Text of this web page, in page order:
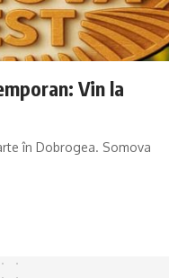
Vin la
în Dobrogea. Somova